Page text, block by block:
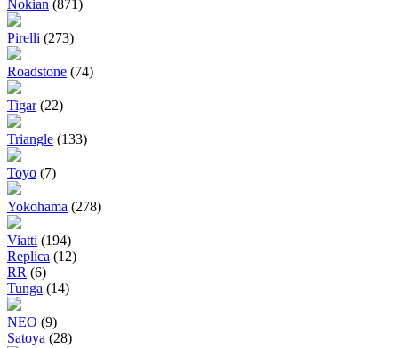
Nokian (871)
Pirelli (273)
Roadstone (74)
Tigar (22)
Triangle (133)
Toyo (7)
Yokohama (278)
Viatti (194)
Replica (12)
RR (6)
Tunga (14)
NEO (9)
Satoya (28)